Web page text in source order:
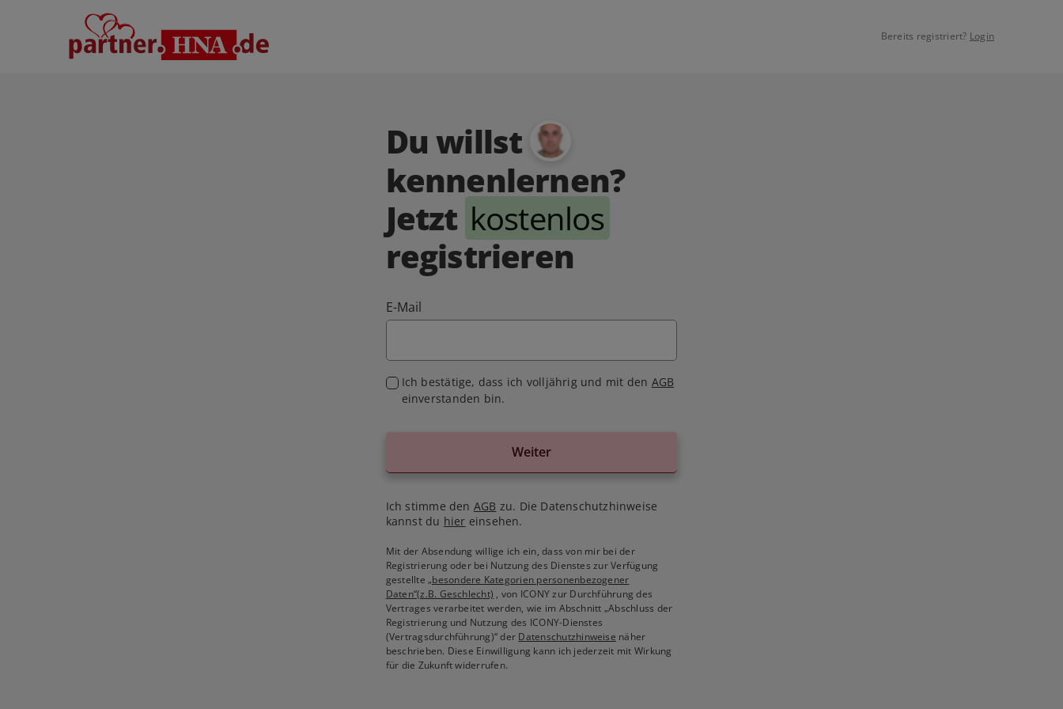
Bereits registriert? Login
Du willst
kennenlernen?
Jetzt kostenlos
registrieren
E-Mail
Ich bestätige, dass ich volljährig und mit den AGB
einverstanden bin.
Weiter
Ich stimme den AGB zu. Die Datenschutzhinweise
kannst du hier einsehen.
Mit der Absendung willige ich ein, dass von mir bei der
Registrierung oder bei Nutzung des Dienstes zur Verfügung
gestellte„besondere Kategorien personenbezogener
Daten“(z.B. Geschlecht) , von ICONY zur Durchführung des
Vertrages verarbeitet werden, wie im Abschnitt „Abschluss der
Registrierung und Nutzung des ICONY-Dienstes
(Vertragsdurchführung)“ der Datenschutzhinweise näher
beschrieben. Diese Einwilligung kann ich jederzeit mit Wirkung
für die Zukunft widerrufen.